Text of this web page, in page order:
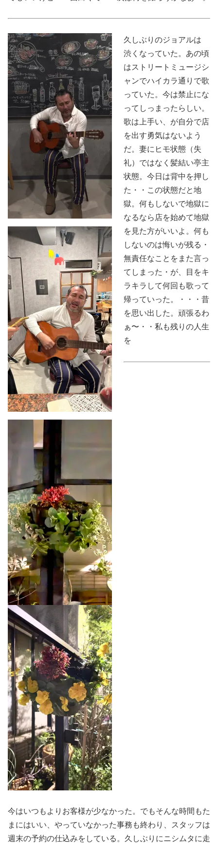
久しぶりのジョアルは
渋くなっていた。あの頃
はストリートミュージシ
ャンでハイカラ通りで歌
っていた。今は禁止にな
ってしっまったらしい。
歌は上手い、が自分で店
を出す勇気はないよう
だ。妻にヒモ状態（失
礼）ではなく髪結い亭主
状態。今日は背中を押し
た・・この状態だと地
獄。何もしないで地獄に
なるなら店を始めて地獄
を見た方がいいよ。何も
しないのは悔いが残る・
無責任なことをまた言っ
てしまった・が、目をキ
ラキラして何回も歌って
帰っていった。・・・昔
を思い出した。頑張るわ
ぁ〜・・私も残りの人生
を
今はいつもよりお客様が少なかった。でもそんな時間もた
まにはいい、やっていなかった事務も終わり、スタッフは
週末の予約の仕込みをしている。久しぶりにニシムタに走